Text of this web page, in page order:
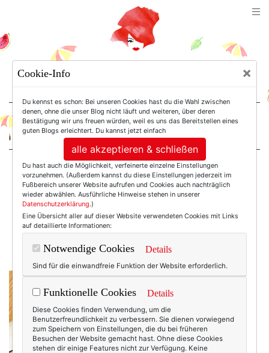
For Women. Not Girls.
Einträge mit dem
Tag: Birki
Cookie-Info ×
Du kennst es schon: Bei unseren Cookies hast du die Wahl zwischen
denen, ohne die unser Blog nicht läuft und weiteren, über deren
Bestätigung wir uns freuen würden, weil es uns das Bereitstellen eines
guten Blogs erleichtert. Du kannst jetzt einfach
alle akzeptieren & schließen
Du hast auch die Möglichkeit, verfeinerte einzelne Einstellungen
vorzunehmen. (Außerdem kannst du diese Einstellungen jederzeit im
Fußbereich unserer Website aufrufen und Cookies auch nachträglich
wieder abwählen. Ausführliche Hinweise stehen in unserer
Datenschutzerklärung.)
Eine Übersicht aller auf dieser Website verwendeten Cookies mit Links
auf detaillierte Informationen:
Notwendige Cookies Details
Sind für die einwandfreie Funktion der Website erforderlich.
Funktionelle Cookies Details
Diese Cookies finden Verwendung, um die
Benutzerfreundlichkeit zu verbessern. Sie dienen vorwiegend
zum Speichern von Einstellungen, die du bei früheren
Besuchen der Website gemacht hast. Ohne diese Cookies
stehen dir einige Features nicht zur Verfügung. Keine